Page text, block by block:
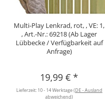
Multi-Play Lenkrad, rot, , VE: 1,
, Art.-Nr.: 69218 (Ab Lager
Lübbecke / Verfügbarkeit auf
Anfrage)
19,99 €*
Lieferzeit: 10 - 14 Werktage(DE - Ausland
abweichend)